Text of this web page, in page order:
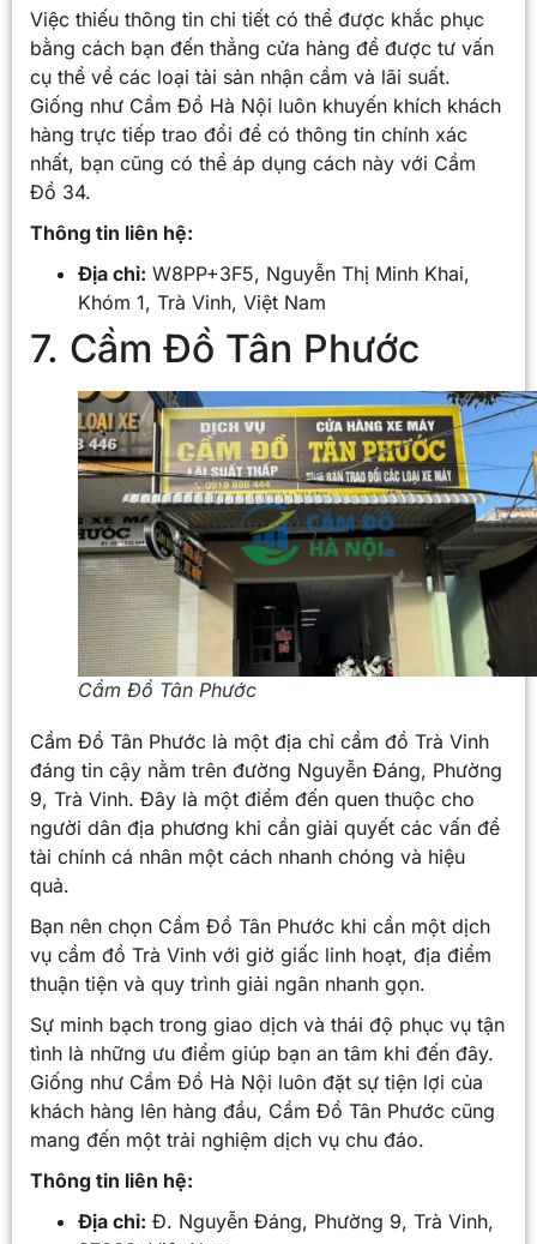
Việc thiếu thông tin chi tiết có thể được khắc phục
bằng cách bạn đến thẳng cửa hàng để được tư vấn
cụ thể về các loại tài sản nhận cầm và lãi suất.
Giống như Cầm Đồ Hà Nội luôn khuyến khích khách
hàng trực tiếp trao đổi để có thông tin chính xác
nhất, bạn cũng có thể áp dụng cách này với Cầm
Đồ 34.
Thông tin liên hệ:
Địa chỉ: W8PP+3F5, Nguyễn Thị Minh Khai,
Khóm 1, Trà Vinh, Việt Nam
7. Cầm Đồ Tân Phước
Cầm Đồ Tân Phước
Cầm Đồ Tân Phước là một địa chỉ cầm đồ Trà Vinh
đáng tin cậy nằm trên đường Nguyễn Đáng, Phường
9, Trà Vinh. Đây là một điểm đến quen thuộc cho
người dân địa phương khi cần giải quyết các vấn đề
tài chính cá nhân một cách nhanh chóng và hiệu
quả.
Bạn nên chọn Cầm Đồ Tân Phước khi cần một dịch
vụ cầm đồ Trà Vinh với giờ giấc linh hoạt, địa điểm
thuận tiện và quy trình giải ngân nhanh gọn.
Sự minh bạch trong giao dịch và thái độ phục vụ tận
tình là những ưu điểm giúp bạn an tâm khi đến đây.
Giống như Cầm Đồ Hà Nội luôn đặt sự tiện lợi của
khách hàng lên hàng đầu, Cầm Đồ Tân Phước cũng
mang đến một trải nghiệm dịch vụ chu đáo.
Thông tin liên hệ:
Địa chỉ: Đ. Nguyễn Đáng, Phường 9, Trà Vinh,